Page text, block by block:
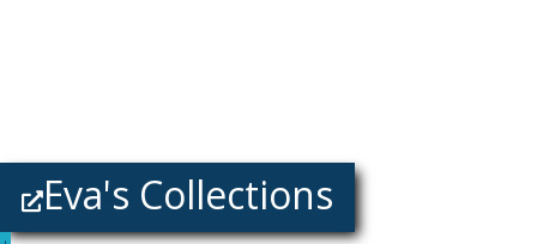
Eva's Collections